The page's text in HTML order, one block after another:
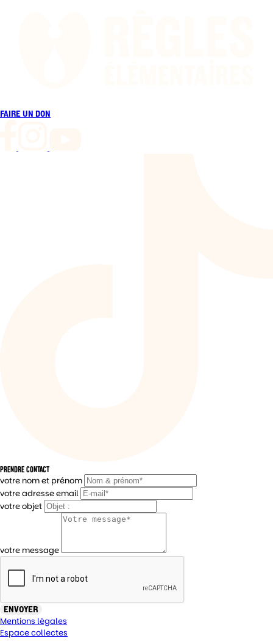
FAIRE UN DON
PRENDRE CONTACT
votre nom et prénom
votre adresse email
votre objet
votre message
ENVOYER
Mentions légales
Espace collectes